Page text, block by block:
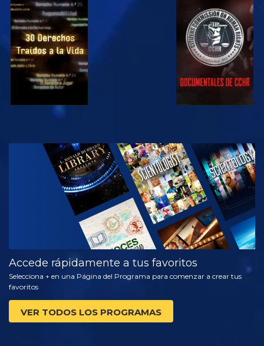
VE VE
VE
EXPLORA LAS
SERIES
Accede rápidamente a tus favoritos
Selecciona + en una Página del Programa para comenzar a crear tus
favoritos
VER TODOS LOS PROGRAMAS